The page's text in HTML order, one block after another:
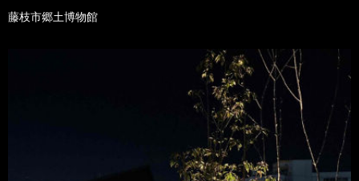
藤枝市郷土博物館